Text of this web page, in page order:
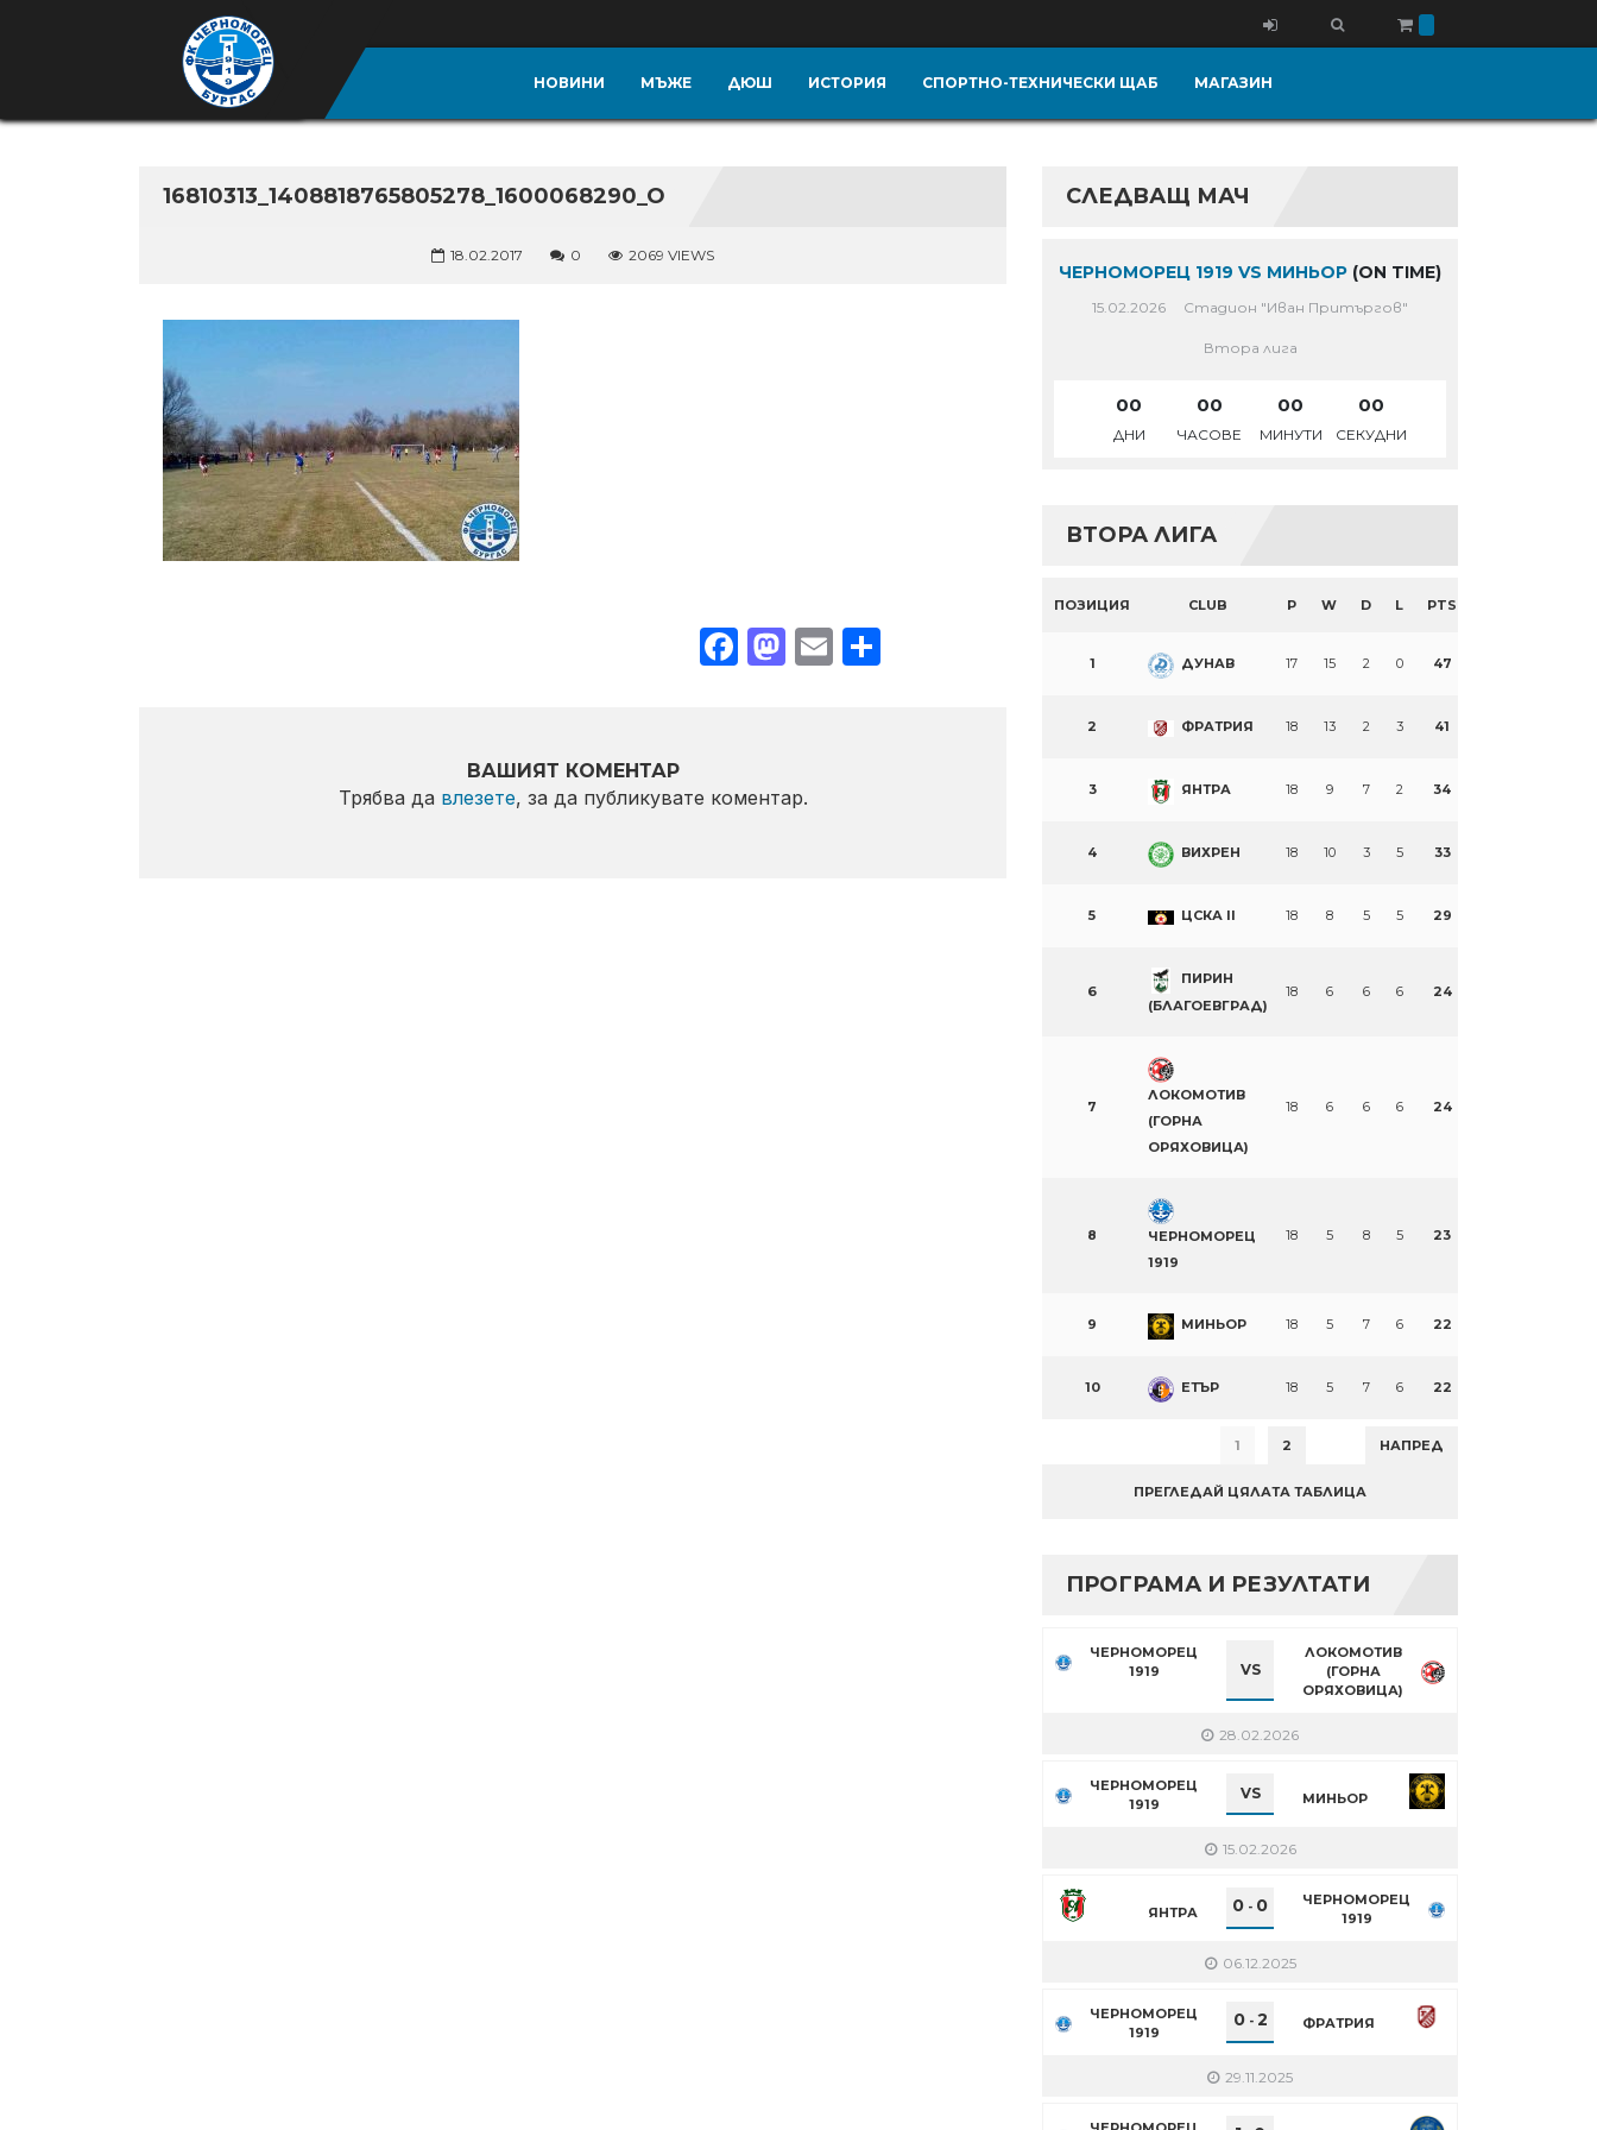
НОВИНИ МЪЖЕ ДЮШ ИСТОРИЯ СПОРТНО-ТЕХНИЧЕСКИ ЩАБ МАГАЗИН
16810313_1408818765805278_1600068290_O
18.02.2017 0 2069 VIEWS
Facebook
Mastodon
EmailShare
ВАШИЯТ КОМЕНТАР
Трябва да влезете, за да публикувате коментар.
СЛЕДВАЩ МАЧ
ЧЕРНОМОРЕЦ 1919 VS МИНЬОР (ON TIME)
15.02.2026 Стадион "Иван Притъргов"
Втора лига
00
ДНИ
00
ЧАСОВЕ
00
МИНУТИ
00
СЕКУДНИ
ВТОРА ЛИГА
ПОЗИЦИЯ CLUB P W D L PTS
1 ДУНАВ 17 15 2 0 47
2 ФРАТРИЯ 18 13 2 3 41
3 ЯНТРА 18 9 7 2 34
4 ВИХРЕН 18 10 3 5 33
5 ЦСКА II 18 8 5 5 29
6
ПИРИН
(БЛАГОЕВГРАД)
18 6 6 6 24
7
ЛОКОМОТИВ
(ГОРНА
ОРЯХОВИЦА)
18 6 6 6 24
8
ЧЕРНОМОРЕЦ
1919
18 5 8 5 23
9 МИНЬОР 18 5 7 6 22
10 ЕТЪР 18 5 7 6 22
1 2 НАПРЕД
ПРЕГЛЕДАЙ ЦЯЛАТА ТАБЛИЦА
ПРОГРАМА И РЕЗУЛТАТИ
ЧЕРНОМОРЕЦ
1919
VS
ЛОКОМОТИВ
(ГОРНА
ОРЯХОВИЦА)
28.02.2026
ЧЕРНОМОРЕЦ
1919
VS МИНЬОР
15.02.2026
ЯНТРА 0 - 0
ЧЕРНОМОРЕЦ
1919
06.12.2025
ЧЕРНОМОРЕЦ
1919
0- 2 ФРАТРИЯ
29.11.2025